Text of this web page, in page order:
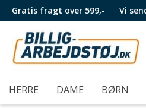
Gratis fragt over 599,- Vi
HERRE DAME BØRN